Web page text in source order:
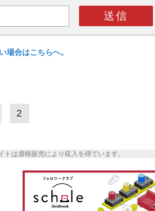
送信
場合はこちらへ。
2
は適格販売により収入を得ています。